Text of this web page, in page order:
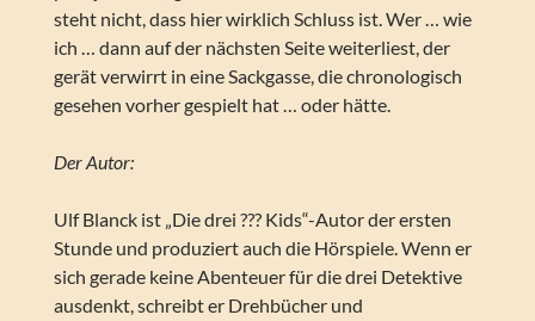
steht nicht, dass hier wirklich Schluss ist. Wer … wie
ich … dann auf der nächsten Seite weiterliest, der
gerät verwirrt in eine Sackgasse, die chronologisch
gesehen vorher gespielt hat … oder hätte.
Der Autor:
Ulf Blanck ist „Die drei ??? Kids“-Autor der ersten
Stunde und produziert auch die Hörspiele. Wenn er
sich gerade keine Abenteuer für die drei Detektive
ausdenkt, schreibt er Drehbücher und